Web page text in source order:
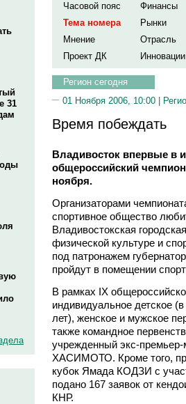
31
Часовой пояс
Финансы
Тема номера
Рынки
Мнение
Отрасль
Проект ДК
Инновации
Регион сегодня
01 Ноября 2006, 10:00 |
Время побеждать
Владивосток впервые в
общероссийский
ноября.
Организаторами
спортивное общество
Владивостокская
физической культуре и
под патронажем
пройдут в помещении
В рамках IX
индивидуальное детское
лет), женское и мужское
также командное
учрежденный экс-
ХАСИМОТО. Кроме того,
кубок Ямада КОДЗИ с
подано 167 заявок от
КНР.